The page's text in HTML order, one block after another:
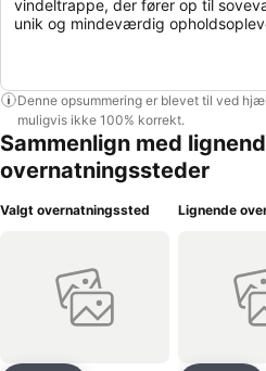
vindeltrappe, der fører op til
unik og mindeværdig
Denne opsummering er blevet til ved
muligvis ikke 100% korrekt.
Sammenlign med
overnatningssteder
Valgt overnatningssted Lignende